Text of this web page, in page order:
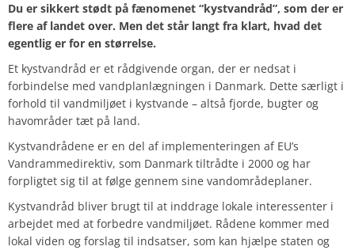
Du er sikkert stødt på fænomenet “kystvandråd”, som der er
flere af landet over. Men det står langt fra klart, hvad det
egentlig er for en størrelse.
Et kystvandråd er et rådgivende organ, der er nedsat i
forbindelse med vandplanlægningen i Danmark. Dette særligt i
forhold til vandmiljøet i kystvande – altså fjorde, bugter og
havområder tæt på land.
Kystvandrådene er en del af implementeringen af EU’s
Vandrammedirektiv, som Danmark tiltrådte i 2000 og har
forpligtet sig til at følge gennem sine vandområdeplaner.
Kystvandråd bliver brugt til at inddrage lokale interessenter i
arbejdet med at forbedre vandmiljøet. Rådene kommer med
lokal viden og forslag til indsatser, som kan hjælpe staten og